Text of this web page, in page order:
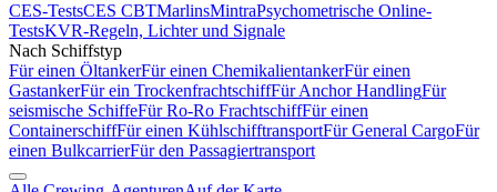
CES-TestsCES CBTMarlinsMintraPsychometrische Online-
TestsKVR-Regeln, Lichter und Signale
Nach Schiffstyp
Für einen ÖltankerFür einen ChemikalientankerFür einen
GastankerFür ein TrockenfrachtschiffFür Anchor HandlingFür
seismische SchiffeFür Ro-Ro FrachtschiffFür einen
ContainerschiffFür einen KühlschifftransportFür General CargoFür
einen BulkcarrierFür den Passagiertransport